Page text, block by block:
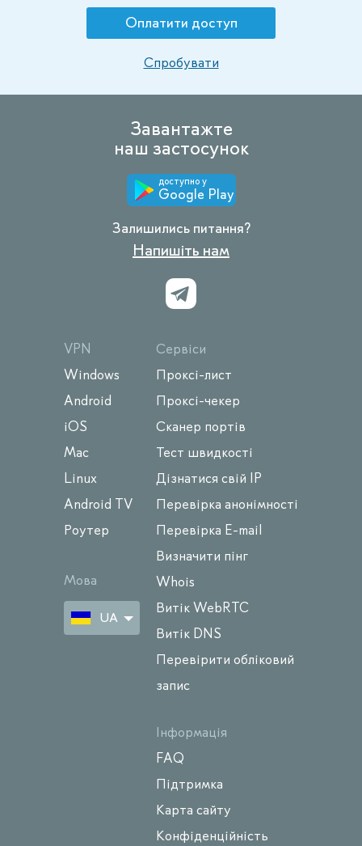
Оплатити доступ
Спробувати
Завантажте
наш застосунок
доступно у
Google Play
Залишились питання?
Напишіть нам
VPN
Windows
Android
iOS
Mac
Linux
Android TV
Роутер
Мова
UA
Сервіси
Проксі-лист
Проксі-чекер
Сканер портів
Тест швидкості
Дізнатися свій IP
Перевірка анонімності
Перевірка E-mail
Визначити пінг
Whois
Витік WebRTC
Витік DNS
Перевірити обліковий
запис
Інформація
FAQ
Підтримка
Карта сайту
Конфіденційність